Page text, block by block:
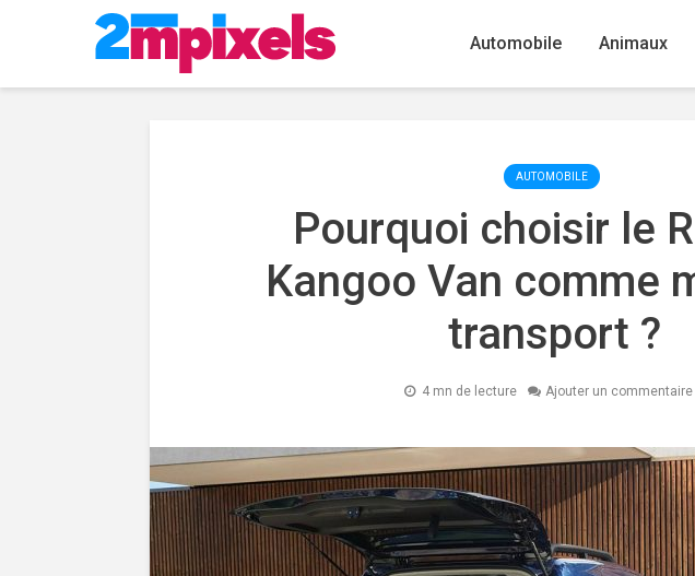
Automobile Animaux
AUTOMOBILE
Pourquoi choisir le
Kangoo Van comme
transport ?
4 mn de lecture Ajouter un commentaire